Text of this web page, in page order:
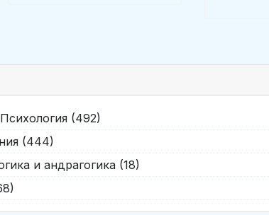
(492)
(444)
и андрагогика (18)